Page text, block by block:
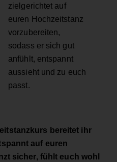
zielgerichtet auf
euren Hochzeitstanz
vorzubereiten,
sodass er sich gut
anfühlt, entspannt
aussieht und zu euch
passt.
bereitet ihr
auf euren
sicher, fühlt euch wohl